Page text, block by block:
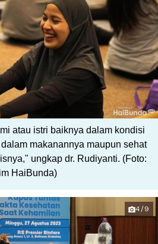
atau istri baiknya dalam kondisi
makanannya maupun sehat
ungkap dr. Rudiyanti. (Foto:
HaiBunda)
4/9